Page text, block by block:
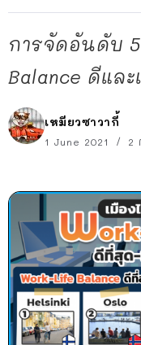
การจัดอันดับ
Balance ดีแล
เหมียวซาวากี้
1 June 2021 2